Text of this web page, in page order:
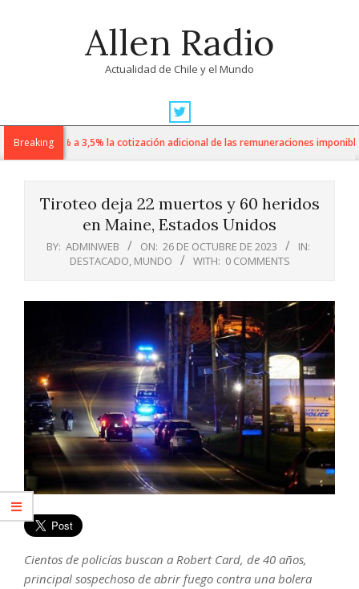
Allen Radio
Actualidad de Chile y el Mundo
Navigation
MenuBreaking
sube de 1% a 3,5% la cotización adicional de las remuneraciones imponibles
Tiroteo deja 22 muertos y 60 heridos
en Maine, Estados Unidos
BY: ADMINWEB ON: 26 DE OCTUBRE DE 2023
IN:
DESTACADO, MUNDO WITH: 0 COMMENTS
Cientos de policías buscan a Robert Card, de 40 años,
principal sospechoso de abrir fuego contra una bolera